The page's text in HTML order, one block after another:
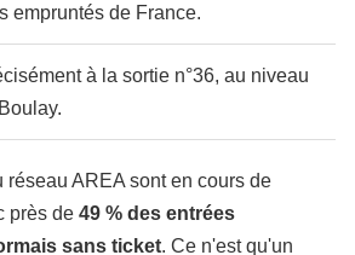
empruntés de France.
à la sortie n°36, au niveau
réseau AREA sont en cours de
près de 49 % des entrées
sans ticket. Ce n'est qu'un